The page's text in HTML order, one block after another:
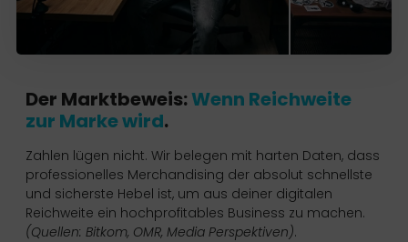
Der Marktbeweis:Wenn Reichweite
zur Marke wird.
Zahlen lügen nicht. Wir belegen mit harten Daten, dass
professionelles Merchandising der absolut schnellste
und sicherste Hebel ist, um aus deiner digitalen
Reichweite ein hochprofitables Business zu machen.
(Quellen: Bitkom, OMR, Media Perspektiven).